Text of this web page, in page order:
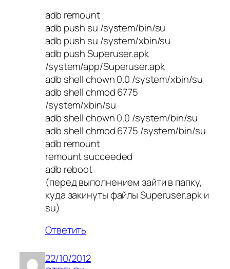
adb remount
adb push su /system/bin/su
adb push su /system/xbin/su
adb push Superuser.apk
/system/app/Superuser.apk
adb shell chown 0.0 /system/xbin/su
adb shell chmod 6775
/system/xbin/su
adb shell chown 0.0 /system/bin/su
adb shell chmod 6775 /system/bin/su
adb remount
remount succeeded
adb reboot
(перед выполнением зайти в папку,
куда закинуты файлы Superuser.apk и
su)
Ответить
22/10/2012